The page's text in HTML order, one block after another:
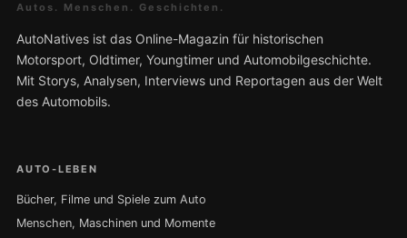
Autos. Menschen. Geschichten.
AutoNatives ist das Online-Magazin für historischen
Motorsport, Oldtimer, Youngtimer und Automobilgeschichte.
Mit Storys, Analysen, Interviews und Reportagen aus der Welt
des Automobils.
AUTO-LEBEN
Bücher, Filme und Spiele zum Auto
Menschen, Maschinen und Momente